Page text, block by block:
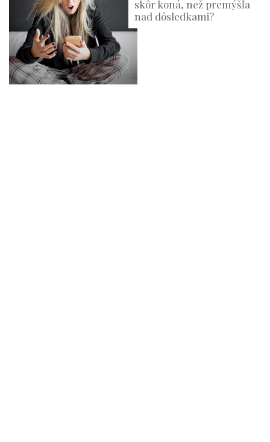
skôr koná, než premýšľa
nad dôsledkami?